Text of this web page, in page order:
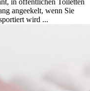
angeekelt, wenn Sie
wird ...